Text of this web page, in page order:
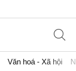
Văn hoá - Xã hội